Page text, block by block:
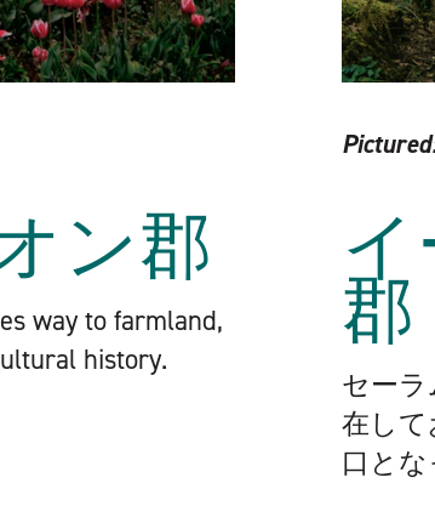
ン郡
way to farmland,
history.
郡
セー
在し
口とな